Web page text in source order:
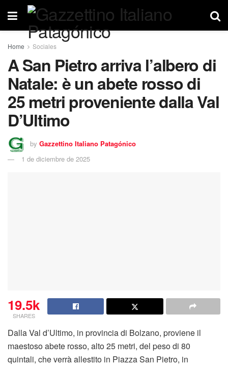
Home Sociales
A San Pietro arriva l’albero di
Natale: è un abete rosso di
25 metri proveniente dalla Val
D’Ultimo
by Gazzettino Italiano Patagónico
1 de diciembre de 2025
19.5k
SHARES
Dalla Val d’Ultimo, in provincia di Bolzano, proviene il
maestoso abete rosso, alto 25 metri, del peso di 80
quintali, che verrà allestito in Piazza San Pietro, in